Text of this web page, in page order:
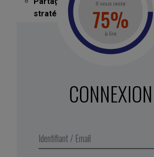
stratégiques avecvos co-
qu’ils se sentent inclus parmi les «
malgré leur éloignement.
Prenez des nouvelles lors des
semaine ? », « Où en est votre
aujourd’hui ? ».
pour discuter des besoins de
envisagez un support de
CONNEXION